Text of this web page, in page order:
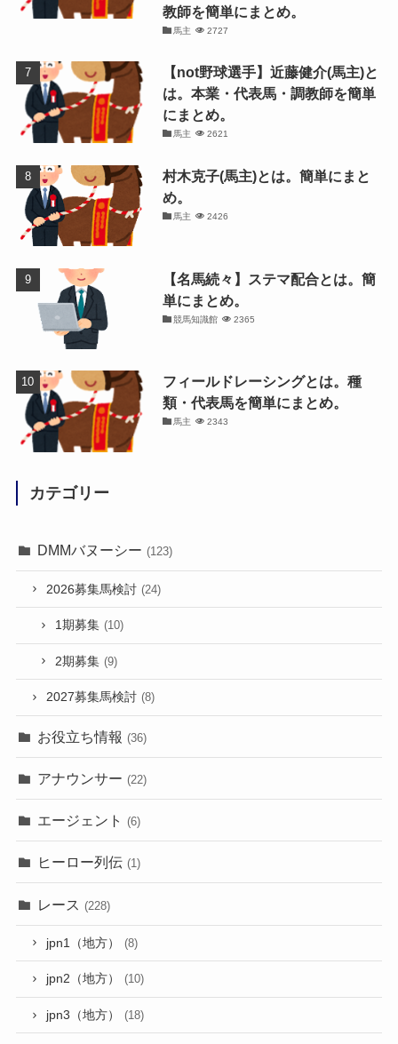
教師を簡単にまとめ。
馬主 2727
【not野球選手】近藤健介(馬主)と
は。本業・代表馬・調教師を簡単
にまとめ。
馬主 2621
村木克子(馬主)とは。簡単にまと
め。
馬主 2426
【名馬続々】ステマ配合とは。簡
単にまとめ。
競馬知識館 2365
フィールドレーシングとは。種
類・代表馬を簡単にまとめ。
馬主 2343
カテゴリー
DMMバヌーシー (123)
2026募集馬検討 (24)
1期募集 (10)
2期募集 (9)
2027募集馬検討 (8)
お役立ち情報 (36)
アナウンサー (22)
エージェント (6)
ヒーロー列伝 (1)
レース (228)
jpn1（地方） (8)
jpn2（地方） (10)
jpn3（地方） (18)